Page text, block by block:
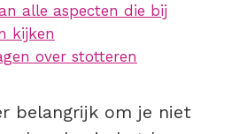
alle aspecten die bij
kijken
over stotteren
belangrijk om je niet